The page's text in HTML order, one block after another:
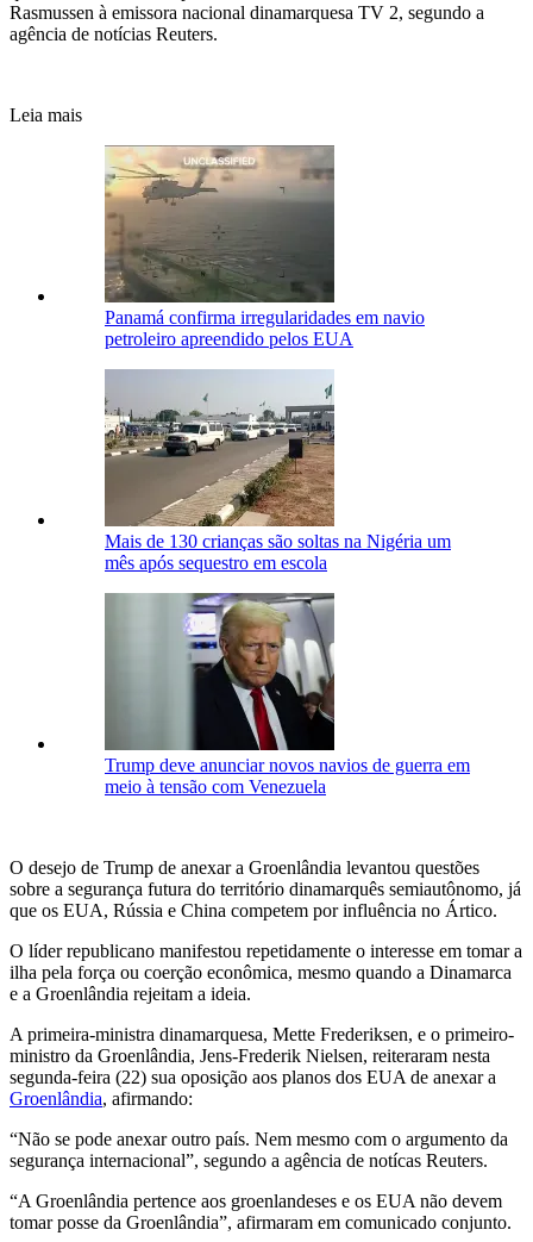
Rasmussen à emissora nacional dinamarquesa TV 2, segundo a
agência de notícias Reuters.
Leia mais
Panamá confirma irregularidades em navio
petroleiro apreendido pelos EUA
Mais de 130 crianças são soltas na Nigéria um
mês após sequestro em escola
Trump deve anunciar novos navios de guerra em
meio à tensão com Venezuela
O desejo de Trump de anexar a Groenlândia levantou questões
sobre a segurança futura do território dinamarquês semiautônomo, já
que os EUA, Rússia e China competem por influência no Ártico.
O líder republicano manifestou repetidamente o interesse em tomar a
ilha pela força ou coerção econômica, mesmo quando a Dinamarca
e a Groenlândia rejeitam a ideia.
A primeira-ministra dinamarquesa, Mette Frederiksen, e o primeiro-
ministro da Groenlândia, Jens-Frederik Nielsen, reiteraram nesta
segunda-feira (22) sua oposição aos planos dos EUA de anexar a
Groenlândia, afirmando:
“Não se pode anexar outro país. Nem mesmo com o argumento da
segurança internacional”, segundo a agência de notícas Reuters.
“A Groenlândia pertence aos groenlandeses e os EUA não devem
tomar posse da Groenlândia”, afirmaram em comunicado conjunto.